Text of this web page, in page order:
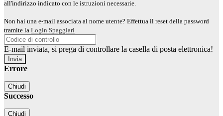
all'indirizzo indicato con le istruzioni necessarie.
Non hai una e-mail associata al nome utente? Effettua il reset della password
tramite la Login Spaggiari
E-mail inviata, si prega di controllare la casella di posta elettronica!
Errore
Chiudi
Successo
Chiudi